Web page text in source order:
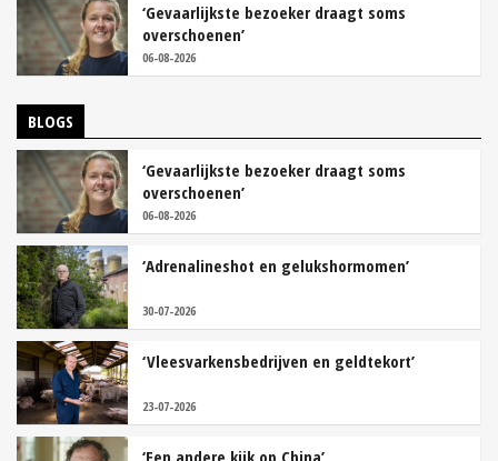
‘Gevaarlijkste bezoeker draagt soms
overschoenen’
06-08-2026
BLOGS
‘Gevaarlijkste bezoeker draagt soms
overschoenen’
06-08-2026
‘Adrenalineshot en gelukshormomen’
30-07-2026
‘Vleesvarkensbedrijven en geldtekort’
23-07-2026